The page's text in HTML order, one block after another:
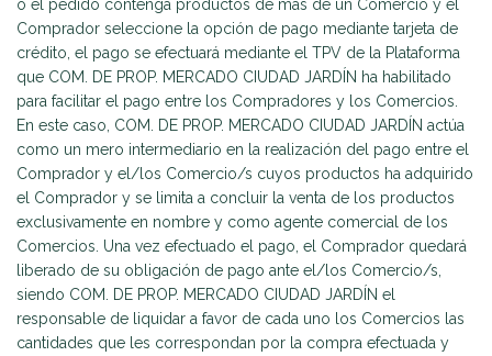
o el pedido contenga productos de más de un Comercio y el
Comprador seleccione la opción de pago mediante tarjeta de
crédito, el pago se efectuará mediante el TPV de la Plataforma
que COM. DE PROP. MERCADO CIUDAD JARDÍN ha habilitado
para facilitar el pago entre los Compradores y los Comercios.
En este caso, COM. DE PROP. MERCADO CIUDAD JARDÍN actúa
como un mero intermediario en la realización del pago entre el
Comprador y el/los Comercio/s cuyos productos ha adquirido
el Comprador y se limita a concluir la venta de los productos
exclusivamente en nombre y como agente comercial de los
Comercios. Una vez efectuado el pago, el Comprador quedará
liberado de su obligación de pago ante el/los Comercio/s,
siendo COM. DE PROP. MERCADO CIUDAD JARDÍN el
responsable de liquidar a favor de cada uno los Comercios las
cantidades que les correspondan por la compra efectuada y